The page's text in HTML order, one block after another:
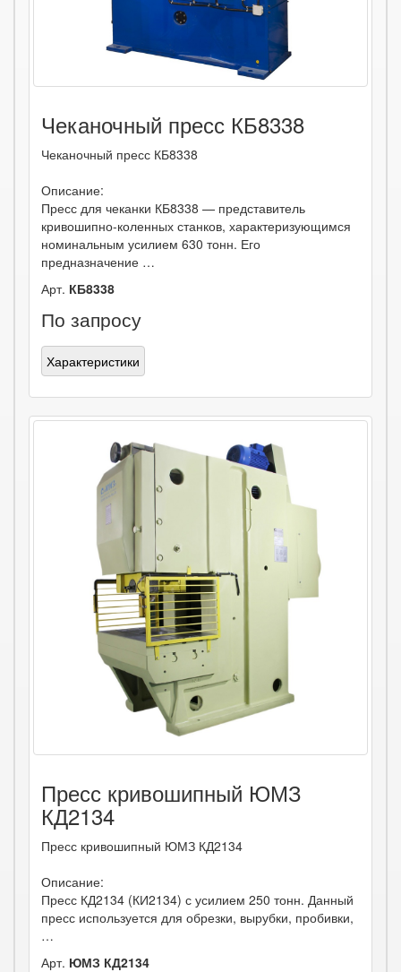
Чеканочный пресс КБ8338
Чеканочный пресс КБ8338
Описание:
Пресс для чеканки КБ8338 — представитель
кривошипно-коленных станков, характеризующимся
номинальным усилием 630 тонн. Его
предназначение …
Арт. КБ8338
По запросу
Характеристики
Пресс кривошипный ЮМЗ
КД2134
Пресс кривошипный ЮМЗ КД2134
Описание:
Пресс КД2134 (КИ2134) с усилием 250 тонн. Данный
пресс используется для обрезки, вырубки, пробивки,
…
Арт. ЮМЗ КД2134